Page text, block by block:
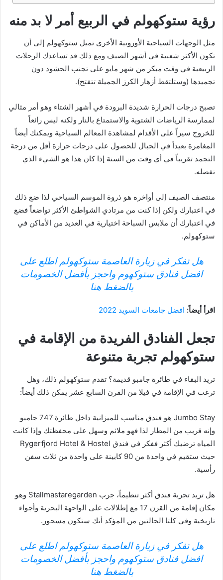
رؤية ستوكهولم في الربيع أمر لا بد منه
مثل الوجهات السياحية الأوروبية الأخرى تميل ستوكهولم إلى أن
تكون الأكثر شعبية في أشهر الصيف ومع ذلك قد تساعدك الرحلات
الربيعية في وقت مبكر من شهر مايو على تجنب الحشود دون
تجميدها (وستلتقط أزهار الكرز الجميلة تتفتح).
تصبح درجات الحرارة شديدة البرودة في أشهر الشتاء وهو أمر مثالي
لممارسة الرياضات الشتوية والاستمتاع بالنار ولكنه ليس رائعاً
للخروج سيراً على الأقدام لمشاهدة المعالم السياحية ويمكنك أيضاً
المغامرة بعيداً في الجبال للحصول على درجات حرارة أقل من درجة
التجمد تقريباً في أي وقت من السنة إذا كان هذا هو الشيء الذي
تفضله.
منتصف الصيف إلى أواخره هو ذروة الموسم السياحي لذا ضع ذلك
في اعتبارك ولكن إذا كنت من مرتادي الشواطئ الأكثر تواضعاً فضع
في اعتبارك أن ملابس السباحة اختيارية في العديد من الأماكن في
ستوكهولم.
هل تفكر في زيارة العاصمة ستوكهولم اطلع على
افضل فنادق ستوكهوم واحجز بأفضل الخصومات
بالضغط هنا
اقرأ أيضاً: افضل جامعات السويد 2022
تجعل الفنادق الفريدة من الإقامة في
ستوكهولم تجربة متنوعة
تريد البقاء في طائرة جامبو قديمة؟ تقدم ستوكهولم ذلك، وهل
ترغب في الإقامة في فيلا من القرن السابع عشر يمكن ذلك أيضاً:
Jumbo Stay هو فندق مناسب للميزانية داخل طائرة 747 جامبو
وإنه قريب من المطار لذا فهو ملائم وسهل على محفظتك وإذا كانت
حيث ستقيم في واحدة من 90 كابينة على واحدة من ثلاث سفن
رأسية.
هل تريد تجربة فندق أكثر تنظيماً، جرب Stallmastaregarden وهو
مكان إقامة من القرن 17 مع إطلالات على الواجهة البحرية وأجواء
تاريخية وفي كلتا الحالتين من المؤكد أنك ستكون مسحور.
هل تفكر في زيارة العاصمة ستوكهولم اطلع على
افضل فنادق ستوكهوم واحجز بأفضل الخصومات
بالضغط هنا